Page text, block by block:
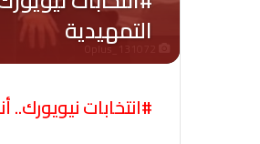
#انتخابات